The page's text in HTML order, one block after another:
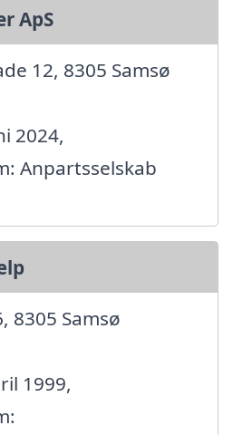
ApS
12, 8305 Samsø
2024,
Anpartsselskab
8305 Samsø
1999,